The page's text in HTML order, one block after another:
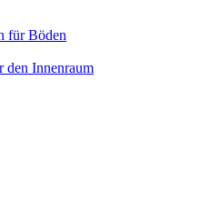
für Böden
den Innenraum